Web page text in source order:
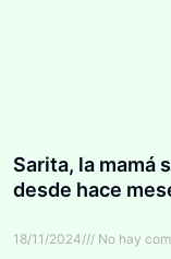
Sarita, la mamá
desde hace
18/11/2024 No hay